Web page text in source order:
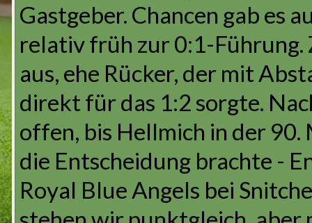
Gastgeber. Chancen gab es
relativ früh zur 0:1-Führung.
aus, ehe Rücker, der mit
direkt für das 1:2 sorgte.
offen, bis Hellmich in der
die Entscheidung brachte -
Royal Blue Angels bei